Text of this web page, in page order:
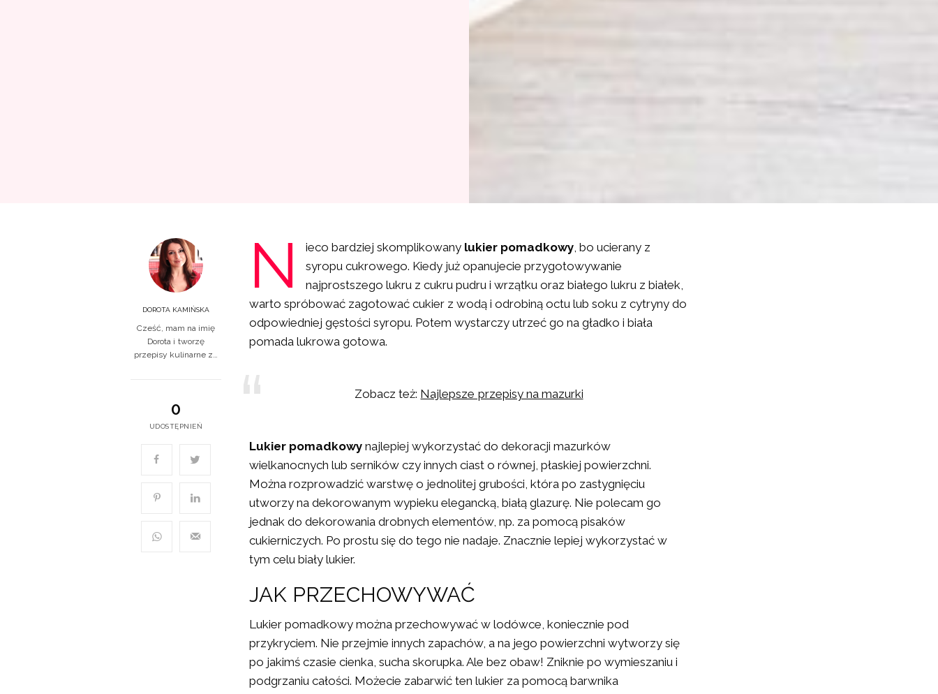
DOROTA KAMIŃSKA
Cześć, mam na imię
Dorota i tworzę
przepisy kulinarne z…
0
UDOSTĘPNIEŃ
N ieco bardziej skomplikowany lukier pomadkowy, bo ucierany z
syropu cukrowego. Kiedy już opanujecie przygotowywanie
najprostszego lukru z cukru pudru i wrzątku oraz białego lukru z białek,
warto spróbować zagotować cukier z wodą i odrobiną octu lub soku z cytryny do
odpowiedniej gęstości syropu. Potem wystarczy utrzeć go na gładko i biała
pomada lukrowa gotowa.
Zobacz też: Najlepsze przepisy na mazurki
Lukier pomadkowy najlepiej wykorzystać do dekoracji mazurków
wielkanocnych lub serników czy innych ciast o równej, płaskiej powierzchni.
Można rozprowadzić warstwę o jednolitej grubości, która po zastygnięciu
utworzy na dekorowanym wypieku elegancką, białą glazurę. Nie polecam go
jednak do dekorowania drobnych elementów, np. za pomocą pisaków
cukierniczych. Po prostu się do tego nie nadaje. Znacznie lepiej wykorzystać w
tym celu biały lukier.
JAK PRZECHOWYWAĆ
Lukier pomadkowy można przechowywać w lodówce, koniecznie pod
przykryciem. Nie przejmie innych zapachów, a na jego powierzchni wytworzy się
po jakimś czasie cienka, sucha skorupka. Ale bez obaw! Zniknie po wymieszaniu i
podgrzaniu całości. Możecie zabarwić ten lukier za pomocą barwnika